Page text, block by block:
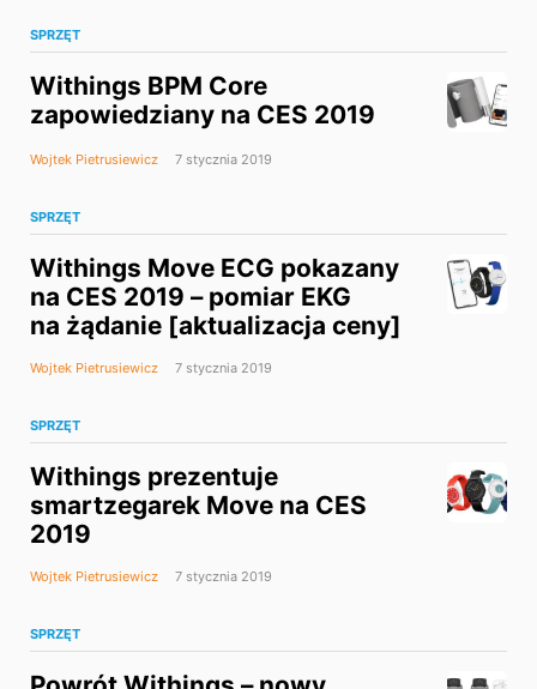
SPRZĘT
Withings BPM Core
zapowiedziany na CES 2019
Wojtek Pietrusiewicz 7 stycznia 2019
SPRZĘT
Withings Move ECG pokazany
na CES 2019 – pomiar EKG
na żądanie [aktualizacja ceny]
Wojtek Pietrusiewicz 7 stycznia 2019
SPRZĘT
Withings prezentuje
smartzegarek Move na CES
2019
Wojtek Pietrusiewicz 7 stycznia 2019
SPRZĘT